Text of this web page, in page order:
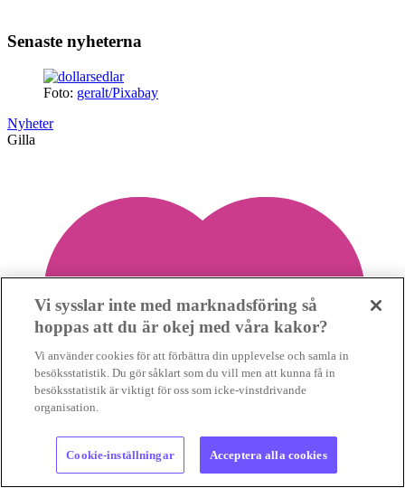
Senaste nyheterna
Foto: geralt/Pixabay
Nyheter
Gilla
Vi sysslar inte med marknadsföring så
hoppas att du är okej med våra kakor?
Vi använder cookies för att förbättra din upplevelse och samla in
besöksstatistik. Du gör såklart som du vill men att kunna få in
besöksstatistik är viktigt för oss som icke-vinstdrivande
organisation.
Cookie-inställningar Acceptera alla cookies